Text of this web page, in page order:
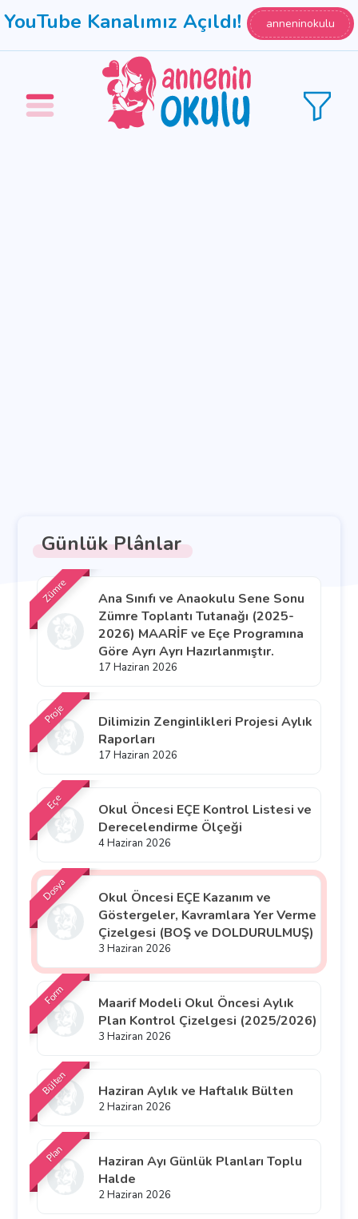
YouTube Kanalımız Açıldı! anneninokulu
Günlük Plânlar
Zümre
Ana Sınıfı ve Anaokulu Sene Sonu
Zümre Toplantı Tutanağı (2025-
2026) MAARİF ve Eçe Programına
Göre Ayrı Ayrı Hazırlanmıştır.
17 Haziran 2026
Proje
Dilimizin Zenginlikleri Projesi Aylık
Raporları
17 Haziran 2026
Eçe
Okul Öncesi EÇE Kontrol Listesi ve
Derecelendirme Ölçeği
4 Haziran 2026
Dosya
Okul Öncesi EÇE Kazanım ve
Göstergeler, Kavramlara Yer Verme
Çizelgesi (BOŞ ve DOLDURULMUŞ)
3 Haziran 2026
Form
Maarif Modeli Okul Öncesi Aylık
Plan Kontrol Çizelgesi (2025/2026)
3 Haziran 2026
Bülten Haziran Aylık ve Haftalık Bülten
2 Haziran 2026
Plan
Haziran Ayı Günlük Planları Toplu
Halde
2 Haziran 2026